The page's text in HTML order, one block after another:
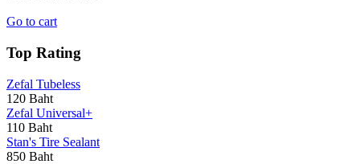
Go to cart
Top Rating
Zefal Tubeless
120 Baht
Zefal Universal+
110 Baht
Stan's Tire Sealant
850 Baht